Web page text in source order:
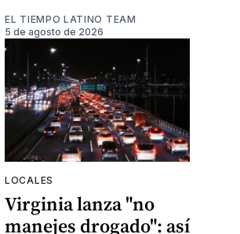
EL TIEMPO LATINO TEAM
5 de agosto de 2026
LOCALES
Virginia lanza "no
manejes drogado": así